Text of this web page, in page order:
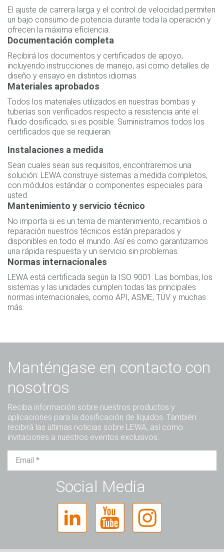
El ajuste de carrera larga y el control de velocidad permiten
un bajo consumo de potencia durante toda la operación y
ofrecen la máxima eficiencia.
Documentación completa
Recibirá los documentos y certificados de apoyo,
incluyendo instrucciones de manejo, así como detalles de
diseño y ensayo en distintos idiomas.
Materiales aprobados
Todos los materiales utilizados en nuestras bombas y
tuberías son verificados respecto a resistencia ante el
fluido dosificado, si es posible. Suministramos todos los
certificados que se requieran.
Instalaciones a medida
Sean cuales sean sus requisitos, encontraremos una
solución: LEWA construye sistemas a medida completos,
con módulos estándar o componentes especiales para
usted.
Mantenimiento y servicio técnico
No importa si es un tema de mantenimiento, recambios o
reparación nuestros técnicos están preparados y
disponibles en todo el mundo. Así es como garantizamos
una rápida respuesta y un servicio sin problemas.
Normas internacionales
LEWA está certificada según la ISO 9001. Las bombas, los
sistemas y las unidades cumplen todas las principales
normas internacionales, como API, ASME, TÜV y muchas
más.
Manténgase en contacto con
nosotros
Reciba información sobre nuestros productos y
aplicaciones para la dosificación de líquidos. También
recibirá las últimas noticias sobre LEWA, así como
invitaciones a nuestros eventos exclusivos.
Sra. Diverso
Social Media